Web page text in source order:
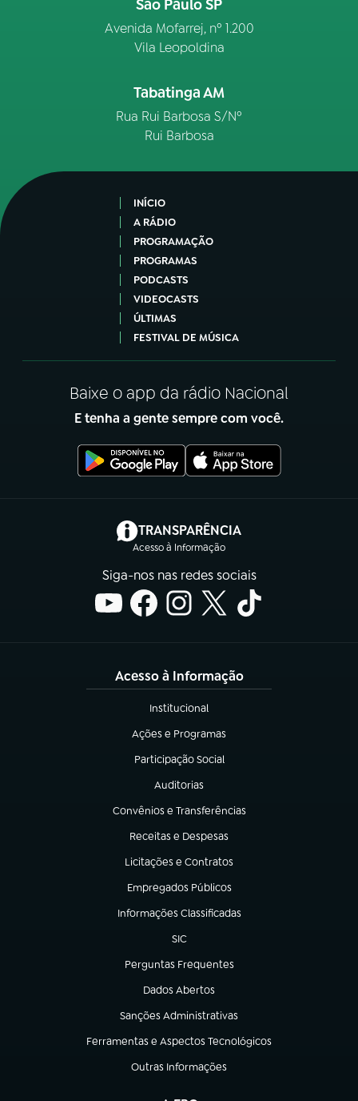
São Paulo SP
Avenida Mofarrej, nº 1.200
Vila Leopoldina
Tabatinga AM
Rua Rui Barbosa S/Nº
Rui Barbosa
INÍCIO
A RÁDIO
PROGRAMAÇÃO
PROGRAMAS
PODCASTS
VIDEOCASTS
ÚLTIMAS
FESTIVAL DE MÚSICA
Baixe o app da rádio Nacional
E tenha a gente sempre com você.
TRANSPARÊNCIA
Acesso à Informação
(abre em nova aba)
Siga-nos nas redes sociais
Acesso à Informação
Institucional
(abre em nova aba)
Ações e Programas
(abre em nova aba)
Participação Social
(abre em nova aba)
Auditorias
(abre em nova aba)
Convênios e Transferências
(abre em nova aba)
Receitas e Despesas
(abre em nova aba)
Licitações e Contratos
(abre em nova aba)
Empregados Públicos
(abre em nova aba)
Informações Classificadas
(abre em nova aba)
SIC
(abre em nova aba)
Perguntas Frequentes
(abre em nova aba)
Dados Abertos
(abre em nova aba)
Sanções Administrativas
(abre em nova aba)
Ferramentas e Aspectos Tecnológicos
(abre em nova aba)
Outras Informações
(abre em nova aba)